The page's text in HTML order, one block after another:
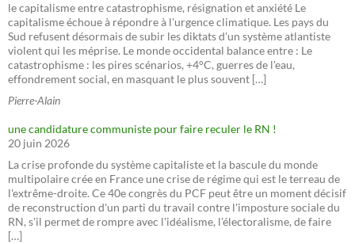
le capitalisme entre catastrophisme, résignation et anxiété Le
capitalisme échoue à répondre à l'urgence climatique. Les pays du
Sud refusent désormais de subir les diktats d'un système atlantiste
violent qui les méprise. Le monde occidental balance entre : Le
catastrophisme : les pires scénarios, +4°C, guerres de l'eau,
effondrement social, en masquant le plus souvent […]
Pierre-Alain
une candidature communiste pour faire reculer le RN !
20 juin 2026
La crise profonde du système capitaliste et la bascule du monde
multipolaire crée en France une crise de régime qui est le terreau de
l'extrême-droite. Ce 40e congrès du PCF peut être un moment décisif
de reconstruction d'un parti du travail contre l'imposture sociale du
RN, s'il permet de rompre avec l'idéalisme, l'électoralisme, de faire
[…]